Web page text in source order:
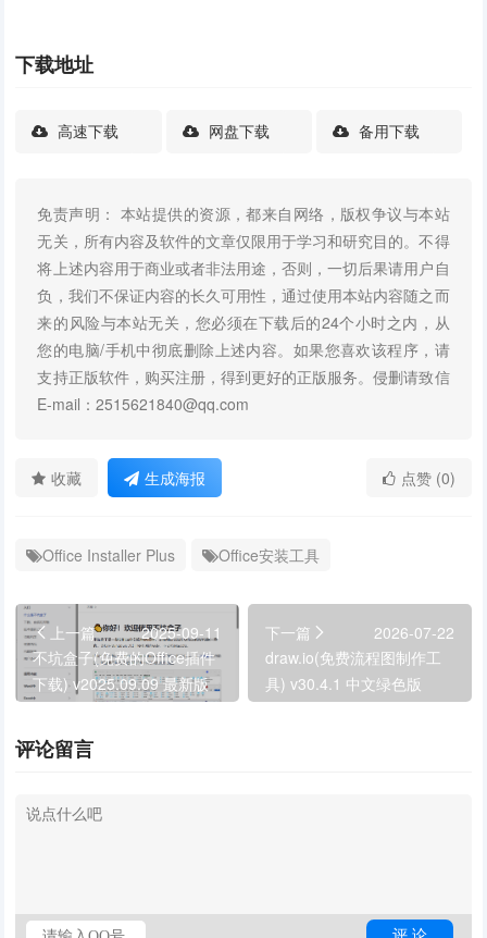
下载地址
高速下载 网盘下载 备用下载
免责声明： 本站提供的资源，都来自网络，版权争议与本站
无关，所有内容及软件的文章仅限用于学习和研究目的。不得
将上述内容用于商业或者非法用途，否则，一切后果请用户自
负，我们不保证内容的长久可用性，通过使用本站内容随之而
来的风险与本站无关，您必须在下载后的24个小时之内，从
您的电脑/手机中彻底删除上述内容。如果您喜欢该程序，请
支持正版软件，购买注册，得到更好的正版服务。侵删请致信
E-mail：2515621840@qq.com
收藏 生成海报 点赞 (0)
Office Installer Plus Office安装工具
上一篇
2025-09-11
不坑盒子(免费的Office插件
下载) v2025.09.09 最新版
下一篇
2026-07-22
draw.io(免费流程图制作工
具) v30.4.1 中文绿色版
评论留言